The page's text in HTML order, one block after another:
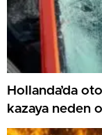
Hollanda’da
kazaya neden